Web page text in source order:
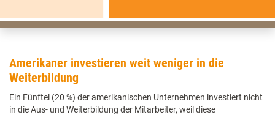
Amerikaner investieren weit weniger in die
Weiterbildung
Ein Fünftel (20 %) der amerikanischen Unternehmen investiert nicht
in die Aus- und Weiterbildung der Mitarbeiter, weil diese